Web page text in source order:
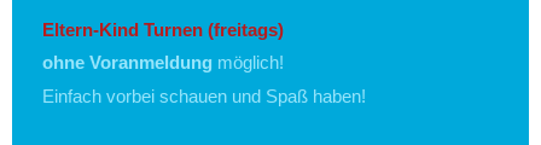
Eltern-Kind Turnen (freitags)
ohne Voranmeldung möglich!
Einfach vorbei schauen und Spaß haben!